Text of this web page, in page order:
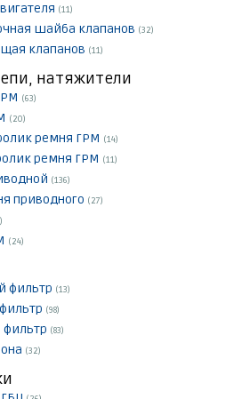
(11)
шайба клапанов (32)
клапанов (11)
натяжители
(63)
(20)
ремня ГРМ (14)
ремня ГРМ (11)
(136)
приводного (27)
(24)
фильтр (13)
(98)
(83)
(32)